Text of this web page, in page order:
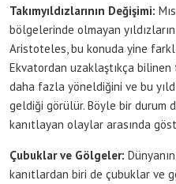
Takımyıldızlarının Değişimi:
bölgelerinde olmayan
Aristoteles, bu konuda yine
Ekvatordan uzaklaştıkça bilinen
daha fazla yöneldiğini ve bu
geldiği görülür. Böyle bir durum
kanıtlayan olaylar arasında
Çubuklar ve Gölgeler:
kanıtlardan biri de çubuklar ve